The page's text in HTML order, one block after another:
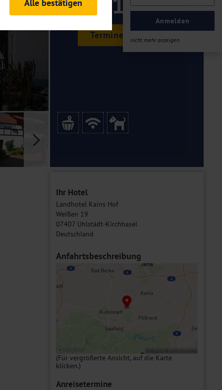
Anmelden
nicht mehr anzeigen
Termine & Preise
Ihr Hotel
Landhotel Kains Hof
Weißen 19
07407 Uhlstädt-Kirchhasel
Deutschland
Anfahrtsbeschreibung
(Für vergrößerte Ansicht, auf die Karte
klicken.)
Anreisetermine
und Analysen. Mithilfe
Auftritts ermitteln und
es zu einer Drittlands
Daten finden Sie in unseren
Alle bestätigen